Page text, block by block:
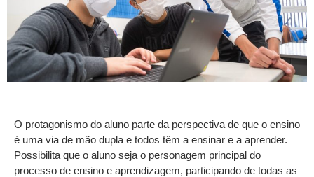
O protagonismo do aluno parte da perspectiva de que o ensino
é uma via de mão dupla e todos têm a ensinar e a aprender.
Possibilita que o aluno seja o personagem principal do
processo de ensino e aprendizagem, participando de todas as